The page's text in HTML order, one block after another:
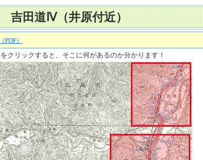
吉田道Ⅳ（井原付近）
）
クリックすると、そこに何があるのか分かります！